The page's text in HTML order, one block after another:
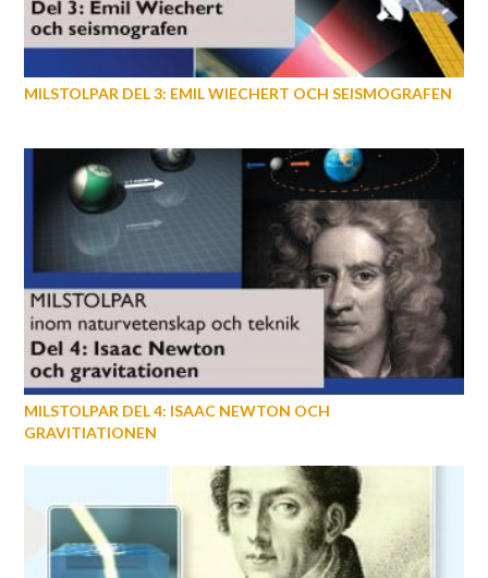
MILSTOLPAR DEL 3: EMIL WIECHERT OCH SEISMOGRAFEN
MILSTOLPAR DEL 4: ISAAC NEWTON OCH
GRAVITIATIONEN